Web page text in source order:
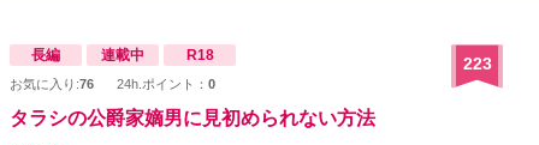
長編 連載中 R18
お気に入り:76 24h.ポイント： 0
223
タラシの公爵家嫡男に見初められない方法